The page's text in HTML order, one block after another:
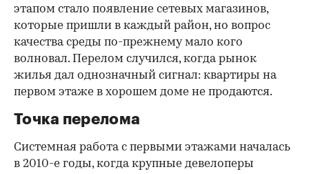
этапом стало появление сетевых магазинов,
которые пришли в каждый район, но вопрос
качества среды по-прежнему мало кого
волновал. Перелом случился, когда рынок
жилья дал однозначный сигнал: квартиры на
первом этаже в хорошем доме не продаются.
Точка перелома
Системная работа с первыми этажами началась
в 2010-е годы, когда крупные девелоперы